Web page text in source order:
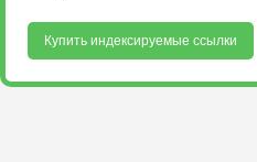
Купить индексируемые ссылки